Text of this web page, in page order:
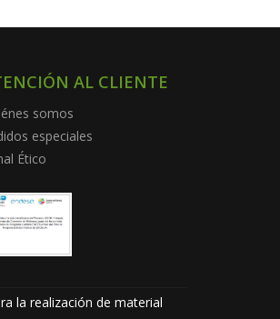
AL CLIENTE
somos
especiales
Ético
la realización de material